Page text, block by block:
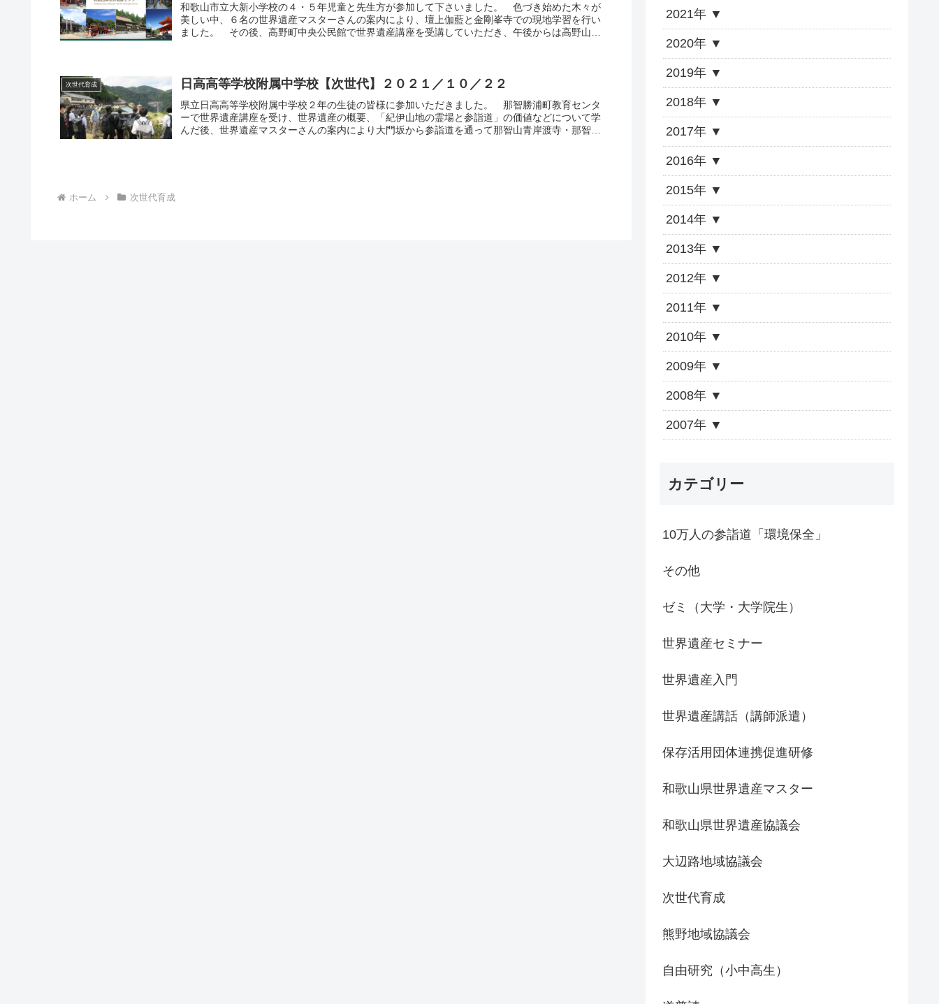
和歌山市立大新小学校の４・５年児童と先生方が参加して下さいました。 色づき始めた木々が
美しい中、６名の世界遺産マスターさんの案内により、壇上伽藍と金剛峯寺での現地学習を行い
ました。 その後、高野町中央公民館で世界遺産講座を受講していただき、午後からは高野山女
次世代育成 日高高等学校附属中学校【次世代】２０２１／１０／２２
県立日高高等学校附属中学校２年の生徒の皆様に参加いただきました。 那智勝浦町教育センタ
ーで世界遺産講座を受け、世界遺産の概要、「紀伊山地の霊場と参詣道」の価値などについて学
んだ後、世界遺産マスターさんの案内により大門坂から参詣道を通って那智山青岸渡寺・那智大
ホーム 次世代育成
2021年
2020年
2019年
2018年
2017年
2016年
2015年
2014年
2013年
2012年
2011年
2010年
2009年
2008年
2007年
カテゴリー
10万人の参詣道「環境保全」
その他
ゼミ（大学・大学院生）
世界遺産セミナー
世界遺産入門
世界遺産講話（講師派遣）
保存活用団体連携促進研修
和歌山県世界遺産マスター
和歌山県世界遺産協議会
大辺路地域協議会
次世代育成
熊野地域協議会
自由研究（小中高生）